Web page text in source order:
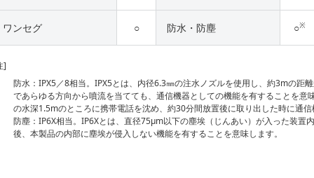
ワンセグ ○ 防水・防塵 ○※
]
防水：IPX5／8相当。IPX5とは、内径6.3㎜の注水ノズルを使用し、約3mの距
であらゆる方向から噴流を当てても、通信機器としての機能を有することを意
の水深1.5mのところに携帯電話を沈め、約30分間放置後に取り出した時に通
防塵：IP6X相当。IP6Xとは、直径75µm以下の塵埃（じんあい）が入った装置
後、本製品の内部に塵埃が侵入しない機能を有することを意味します。